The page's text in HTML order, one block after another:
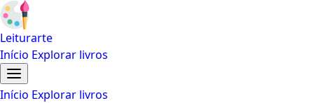
Leiturarte
Início Explorar livros
Início Explorar livros